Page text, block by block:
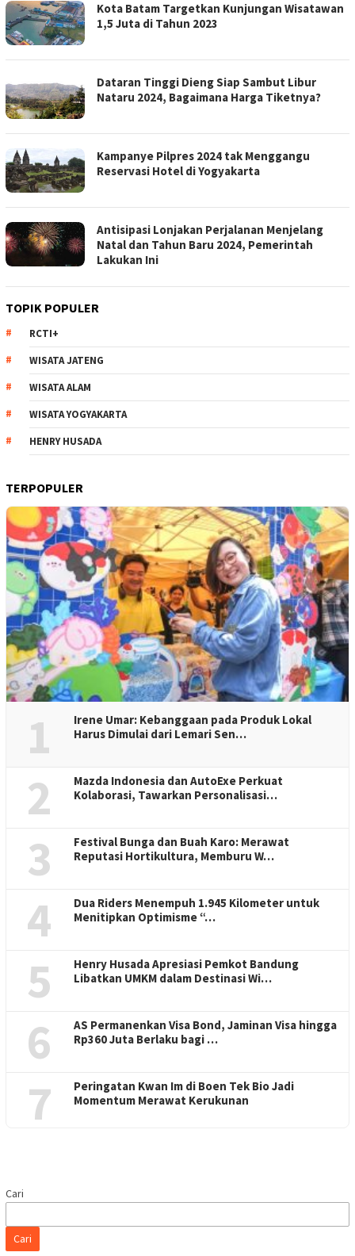
Kota Batam Targetkan Kunjungan Wisatawan
1,5 Juta di Tahun 2023
Dataran Tinggi Dieng Siap Sambut Libur
Nataru 2024, Bagaimana Harga Tiketnya?
Kampanye Pilpres 2024 tak Menggangu
Reservasi Hotel di Yogyakarta
Antisipasi Lonjakan Perjalanan Menjelang
Natal dan Tahun Baru 2024, Pemerintah
Lakukan Ini
TOPIK POPULER
RCTI+
WISATA JATENG
WISATA ALAM
WISATA YOGYAKARTA
HENRY HUSADA
TERPOPULER
1
Irene Umar: Kebanggaan pada Produk Lokal
Harus Dimulai dari Lemari Sen…
2
Mazda Indonesia dan AutoExe Perkuat
Kolaborasi, Tawarkan Personalisasi…
3
Festival Bunga dan Buah Karo: Merawat
Reputasi Hortikultura, Memburu W…
4
Dua Riders Menempuh 1.945 Kilometer untuk
Menitipkan Optimisme “…
5
Henry Husada Apresiasi Pemkot Bandung
Libatkan UMKM dalam Destinasi Wi…
6
AS Permanenkan Visa Bond, Jaminan Visa hingga
Rp360 Juta Berlaku bagi …
7
Peringatan Kwan Im di Boen Tek Bio Jadi
Momentum Merawat Kerukunan
Cari
Cari